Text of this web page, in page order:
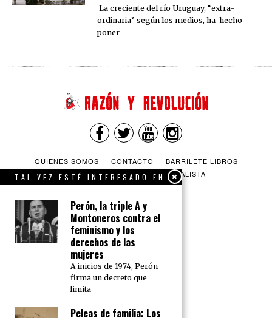
La creciente del río Uruguay, “extra-
ordinaria” según los medios, ha hecho
poner
QUIENES SOMOS CONTACTO
BARRILETE LIBROS
CEICS
ENGLISH VÍA SOCIALISTA
TAL VEZ ESTÉ INTERESADO EN
Perón, la triple A y
Montoneros contra el
feminismo y los
derechos de las
mujeres
A inicios de 1974, Perón
firma un decreto que
limita
Peleas de familia: Los